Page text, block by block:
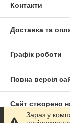
Контакти
Доставка та
Графік роботи
Повна версія
Сайт створено
Зараз у